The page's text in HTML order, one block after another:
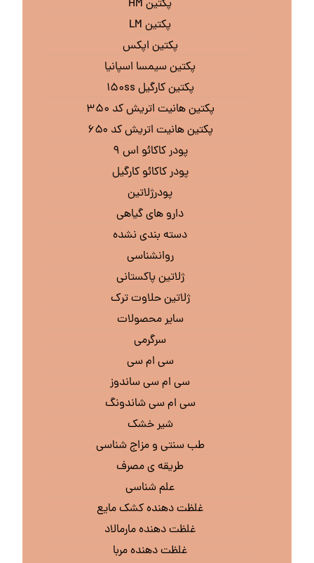
پکتین HM
پکتین LM
پکتین اپکس
پکتین سیمسا اسپانیا
پکتین کارگیل ۱۵۰ss
پکتین هانیت اتریش کد ۳۵۰
پکتین هانیت اتریش کد ۶۵۰
پودر کاکائو اس ۹
پودر کاکائو کارگیل
پودرژلاتین
دارو های گیاهی
دسته بندی نشده
روانشناسی
ژلاتین پاکستانی
ژلاتین حلاوت ترک
سایر محصولات
سرگرمی
سی ام سی
سی ام سی ساندوز
سی ام سی شاندونگ
شیر خشک
طب سنتی و مزاج شناسی
طریقه ی مصرف
علم شناسی
غلظت دهنده کشک مایع
غلظت دهنده مارمالاد
غلظت دهنده مربا